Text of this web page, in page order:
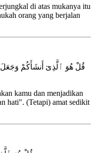
di atas mukanya itu
orang yang berjalan
قُلْ هُوَ ٱلَّذِىٓ أَنشَأَكُمْ وَجَعَلَ
kamu dan menjadikan
hati". (Tetapi) amat sedikit